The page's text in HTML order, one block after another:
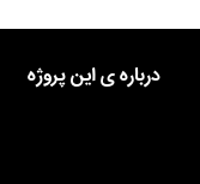
درباره ی این پروژه